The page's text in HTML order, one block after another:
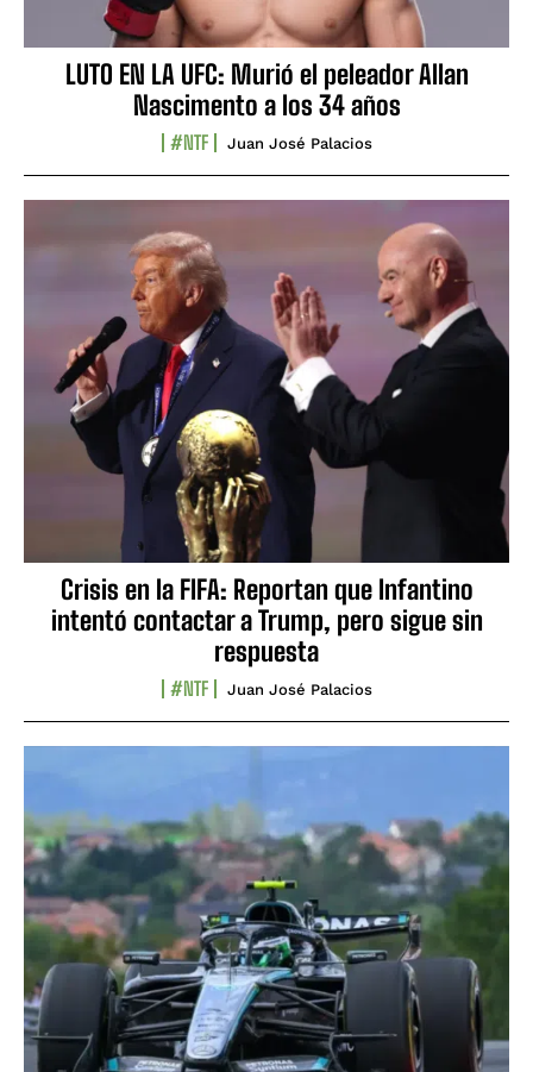
LUTO EN LA UFC: Murió el peleador Allan
Nascimento a los 34 años
#NTF Juan José Palacios
Crisis en la FIFA: Reportan que Infantino
intentó contactar a Trump, pero sigue sin
respuesta
#NTF Juan José Palacios